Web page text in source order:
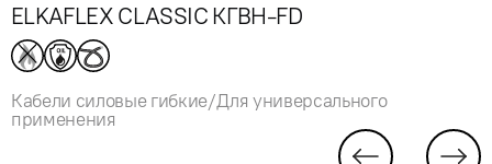
ELKAFLEX CLASSIC КГВН-FD
Кабели силовые гибкие/Для универсального
применения